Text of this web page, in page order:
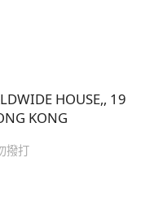
HOUSE,, 19
KONG
撥打